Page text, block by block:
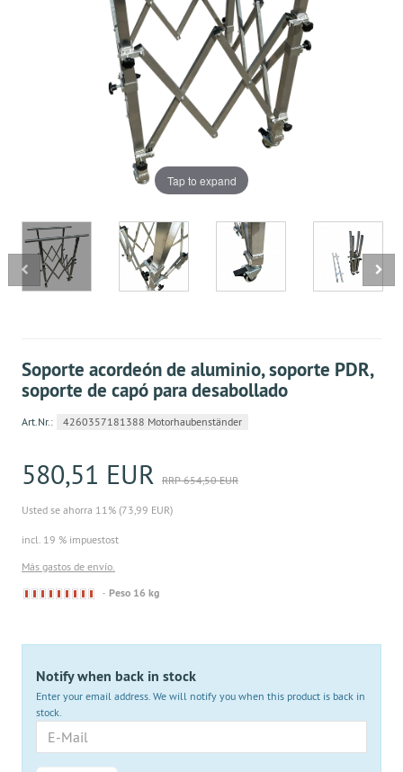
Tap to expand
Soporte acordeón de aluminio, soporte PDR,
soporte de capó para desabollado
Art.Nr.: 4260357181388 Motorhaubenständer
580,51 EUR RRP 654,50 EUR
Usted se ahorra 11% (73,99 EUR)
incl. 19 % impuestost
Más gastos de envío.
Derzeit
Peso 16 kg
Notify when back in stock
Enter your email address. We will notify you when this product is back in
stock.
Mail